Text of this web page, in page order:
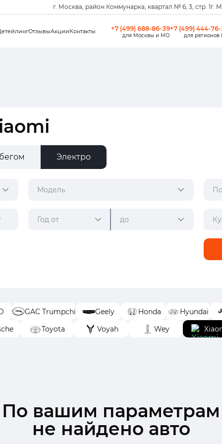
г. Москва, район Коммунарка, квартал № 6, 3, стр. 1г.
ОтзывыАкцииКонтакты +7 (499) 688-86-39
для Москвы и МО
+7 (499) 444-
для регионов
Электро
Модель
Год от до
GAC Trumpchi Geely Honda
Hyundai
Toyota Voyah Wey
По вашим параметрам
не найдено авто